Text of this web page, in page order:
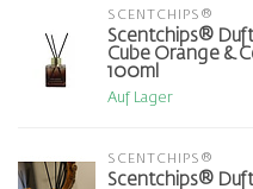
SCENTCHIPS®
Scentchips®
Cube Orange &
100ml
Auf Lager
SCENTCHIPS®
Scentchips®